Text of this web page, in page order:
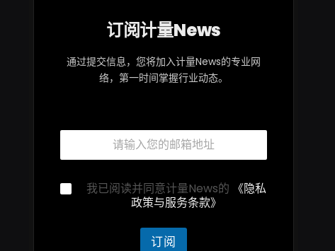
订阅计量News
通过提交信息，您将加入计量News的专业网
络，第一时间掌握行业动态。
私
声
隐
私
声
邮
箱
邮
*
隐
我已阅读并同意计量News的 《隐私
政策与服务条款》
订阅